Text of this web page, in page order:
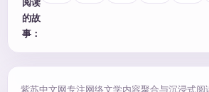
的故
事：
紫苏中文网专注网络文学内容聚合与沉浸式阅